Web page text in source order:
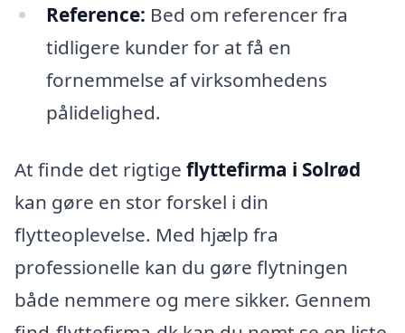
Reference: Bed om referencer fra
tidligere kunder for at få en
fornemmelse af virksomhedens
pålidelighed.
At finde det rigtige flyttefirma i Solrød
kan gøre en stor forskel i din
flytteoplevelse. Med hjælp fra
professionelle kan du gøre flytningen
både nemmere og mere sikker. Gennem